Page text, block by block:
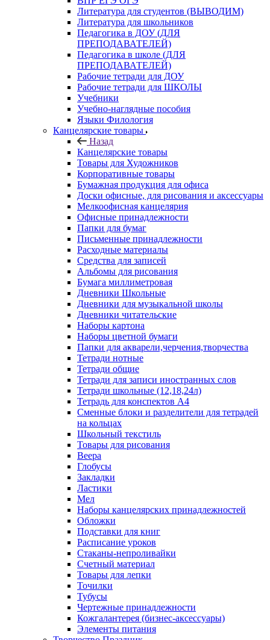
Литература для студентов (ВЫВОДИМ)
Литература для школьников
Педагогика в ДОУ (ДЛЯ
ПРЕПОДАВАТЕЛЕЙ)
Педагогика в школе (ДЛЯ
ПРЕПОДАВАТЕЛЕЙ)
Рабочие тетради для ДОУ
Рабочие тетради для ШКОЛЫ
Учебники
Учебно-наглядные пособия
Языки Филология
Канцелярские товары
Назад
Канцелярские товары
Товары для Художников
Корпоративные товары
Бумажная продукция для офиса
Доски офисные, для рисования и аксессуары
Мелкоофисная канцелярия
Офисные принадлежности
Папки для бумаг
Письменные принадлежности
Расходные материалы
Средства для записей
Альбомы для рисования
Бумага миллиметровая
Дневники Школьные
Дневники для музыкальной школы
Дневники читательские
Наборы картона
Наборы цветной бумаги
Папки для акварели,черчения,творчества
Тетради нотные
Тетради общие
Тетради для записи иностранных слов
Тетради школьные (12,18,24л)
Тетрадь для конспектов А4
Сменные блоки и разделители для тетрадей
на кольцах
Школьный текстиль
Товары для рисования
Веера
Глобусы
Закладки
Ластики
Мел
Наборы канцелярских принадлежностей
Обложки
Подставки для книг
Расписание уроков
Стаканы-непроливайки
Счетный материал
Товары для лепки
Точилки
Тубусы
Чертежные принадлежности
Кожгалантерея (бизнес-аксессуары)
Элементы питания